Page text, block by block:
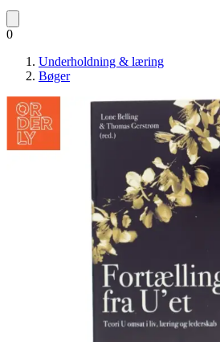
0
Underholdning & læring
Bøger